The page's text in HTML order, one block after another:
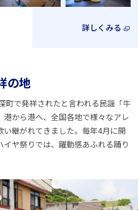
詳しくみる
の地
町で発祥されたと言われる民謡「牛
港から港へ、全国各地で様々なアレ
い継がれてきました。毎年4月に開
イヤ祭りでは、躍動感あふれる踊り